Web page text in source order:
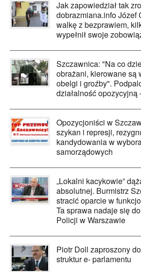
Jak zapowiedział tak
dobrazmiana.info Józef
walkę z bezprawiem,
wypełnił swoje
Szczawnica: "Na co
obrażani, kierowane są
obelgi i groźby".
działalność opozycyjną
Opozycjoniści w
szykan i represji,
kandydowania w
samorządowych
„Lokalni kacykowie”
absolutnej. Burmistrz
stracić oparcie w
Ta sprawa nadaje się
Policji w Warszawie
Piotr Doll zaproszony
struktur e- parlamentu